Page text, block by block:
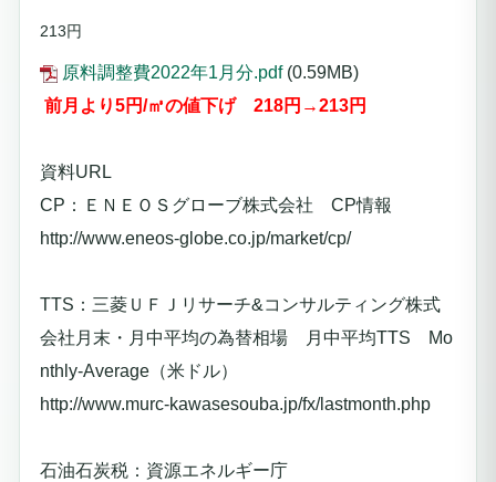
213円
原料調整費2022年1月分.pdf(0.59MB)
前月より5円/㎥の値下げ 218円→213円
資料URL
CP：ＥＮＥＯＳグローブ株式会社 CP情報
http://www.eneos-globe.co.jp/market/cp/
TTS：三菱ＵＦＪリサーチ&コンサルティング株式
会社月末・月中平均の為替相場 月中平均TTS Mo
nthly-Average（米ドル）
http://www.murc-kawasesouba.jp/fx/lastmonth.php
石油石炭税：資源エネルギー庁